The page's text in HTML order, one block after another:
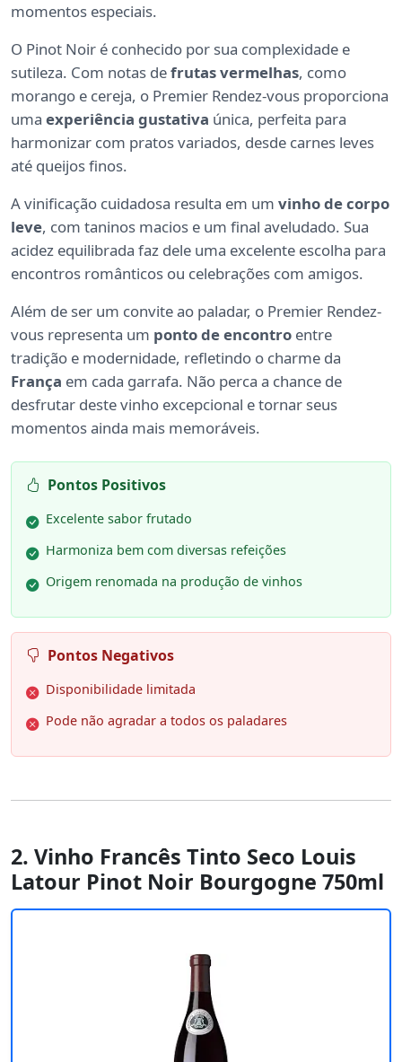
momentos especiais.
O Pinot Noir é conhecido por sua complexidade e
sutileza. Com notas defrutas vermelhas, como
morango e cereja, o Premier Rendez-vous proporciona
uma experiência gustativa única, perfeita para
harmonizar com pratos variados, desde carnes leves
até queijos finos.
A vinificação cuidadosa resulta em um vinho de corpo
leve, com taninos macios e um final aveludado. Sua
acidez equilibrada faz dele uma excelente escolha para
encontros românticos ou celebrações com amigos.
Além de ser um convite ao paladar, o Premier Rendez-
vous representa um ponto de encontro entre
tradição e modernidade, refletindo o charme da
França em cada garrafa. Não perca a chance de
desfrutar deste vinho excepcional e tornar seus
momentos ainda mais memoráveis.
Pontos Positivos
Excelente sabor frutado
Harmoniza bem com diversas refeições
Origem renomada na produção de vinhos
Pontos Negativos
Disponibilidade limitada
Pode não agradar a todos os paladares
2. Vinho Francês Tinto Seco Louis
Latour Pinot Noir Bourgogne 750ml